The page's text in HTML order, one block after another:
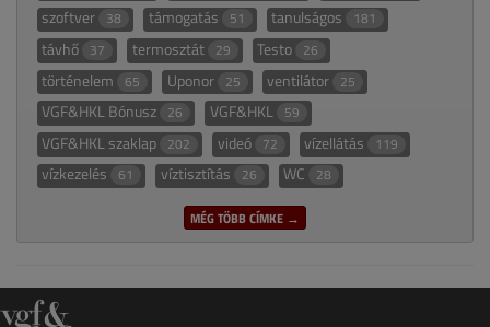
szoftver 38 támogatás 51 tanulságos 181
távhő 37 termosztát 29 Testo 26
történelem 65 Uponor 25 ventilátor 25
VGF&HKL Bónusz 26 VGF&HKL 59
VGF&HKL szaklap 202 videó 72 vízellátás 119
vízkezelés 61 víztisztítás 26 WC 28
MÉG TÖBB CÍMKE →